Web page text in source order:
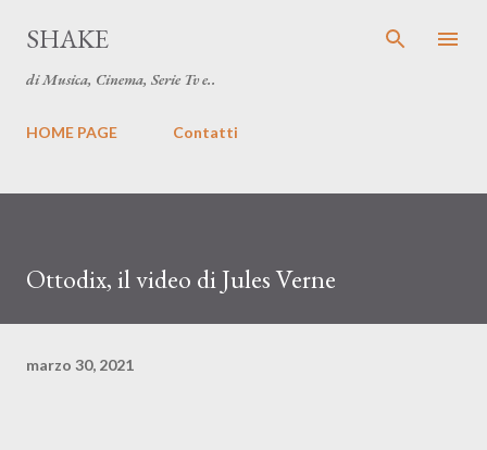
Passa ai contenuti principali
SHAKE
di Musica, Cinema, Serie Tv e..
HOME PAGE Contatti
Ottodix, il video di Jules Verne
marzo 30, 2021